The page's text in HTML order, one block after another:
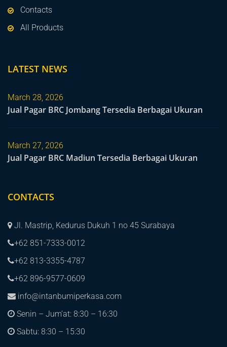
Contacts
All Products
LATEST NEWS
March 28, 2026
Jual Pagar BRC Jombang Tersedia Berbagai Ukuran
March 27, 2026
Jual Pagar BRC Madiun Tersedia Berbagai Ukuran
CONTACTS
Jl. Mastrip, Kedurus Dukuh 1 no 45 Surabaya
+62 851-7333-0012
+62 813-3355-4787
+62 896-9577-0609
info@intanbumiperkasa.com
Senin – Jum’at: 8:30 – 16:30
Sabtu: 8:30 – 15:30